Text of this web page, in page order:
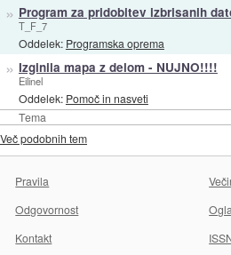
Tema
» Program za pridobitev izbrisanih
T_F_7
Oddelek: Programska oprema
» Izginila mapa z delom - NUJNO!!!!
Eilinel
Oddelek: Pomoč in nasveti
Več podobnih tem
Pravila
Odgovornost
Kontakt